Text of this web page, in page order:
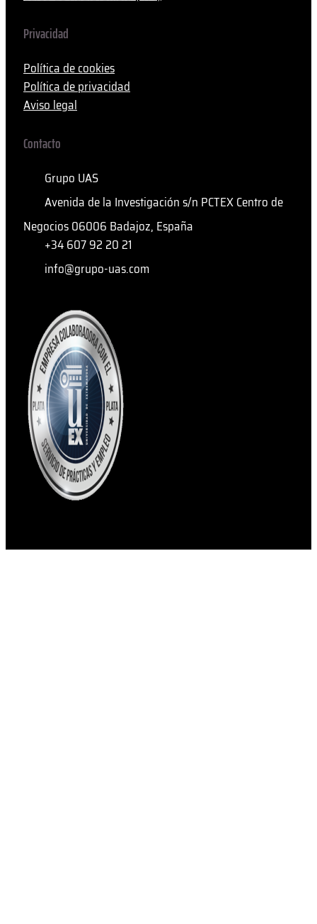
Privacidad
Política de cookies
Política de privacidad
Aviso legal
Contacto
Grupo UAS
Avenida de la Investigación s/n PCTEX Centro de
Negocios 06006 Badajoz, España
+34 607 92 20 21
info@grupo-uas.com